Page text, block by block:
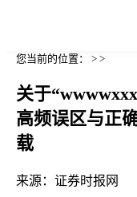
您当前的位置： > >
关于
高频误区与正
载
来源： 证券时报网